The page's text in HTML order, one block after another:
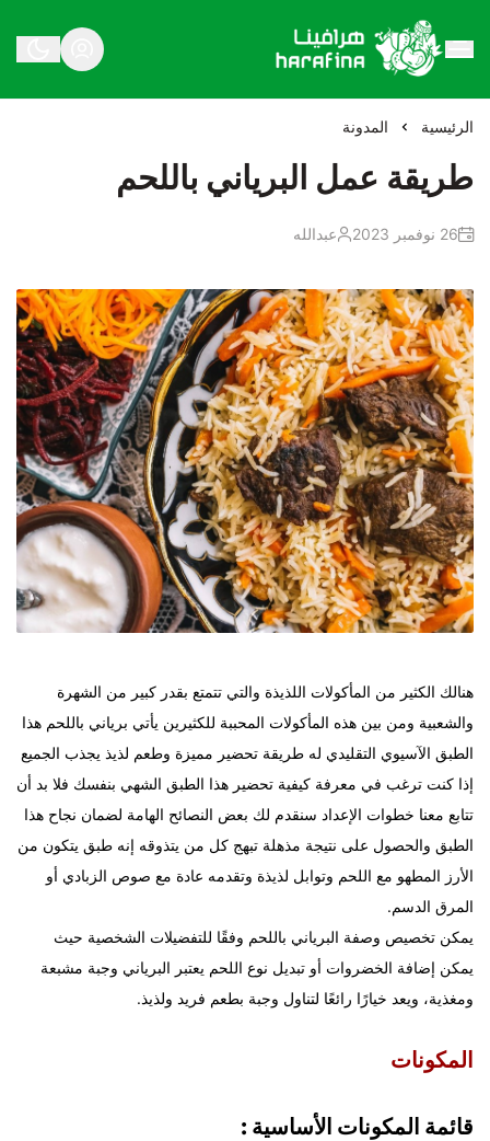
هرافينا
الرئيسية المدونة
طريقة عمل البرياني باللحم
26 نوفمبر 2023 عبدالله
هنالك الكثير من المأكولات اللذيذة والتي تتمتع بقدر كبير من الشهرة
والشعبية ومن بين هذه المأكولات المحببة للكثيرين يأتي برياني باللحم هذا
الطبق الآسيوي التقليدي له طريقة تحضير مميزة وطعم لذيذ يجذب الجميع
إذا كنت ترغب في معرفة كيفية تحضير هذا الطبق الشهي بنفسك فلا بد أن
تتابع معنا خطوات الإعداد سنقدم لك بعض النصائح الهامة لضمان نجاح هذا
الطبق والحصول على نتيجة مذهلة تبهج كل من يتذوقه إنه طبق يتكون من
الأرز المطهو مع اللحم وتوابل لذيذة وتقدمه عادة مع صوص الزبادي أو
المرق الدسم.
يمكن تخصيص وصفة البرياني باللحم وفقًا للتفضيلات الشخصية حيث
يمكن إضافة الخضروات أو تبديل نوع اللحم يعتبر البرياني وجبة مشبعة
ومغذية، ويعد خيارًا رائعًا لتناول وجبة بطعم فريد ولذيذ.
المكونات
قائمة المكونات الأساسية :